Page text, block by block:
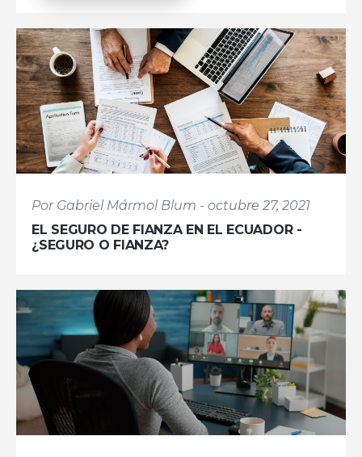
Por Gabriel Mármol Blum - octubre 27, 2021
EL SEGURO DE FIANZA EN EL ECUADOR -
¿SEGURO O FIANZA?